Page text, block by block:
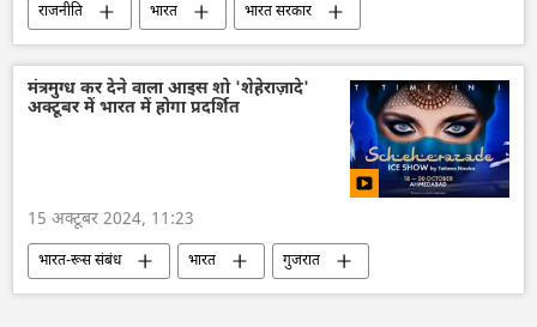
राजनीति भारत
भारत सरकार
भारत का विकास
भारत-कनाडा विवाद
विवाद
जस्टिन ट्रूडो
2024 चुनाव
चुनाव
कनाडा
राजदूतावास
मंत्रमुग्ध कर देने वाला आइस शो 'शेहेराज़ादे'
अक्टूबर में भारत में होगा प्रदर्शित
15 अक्टूबर 2024, 11:23
भारत-रूस संबंध भारत
गुजरात
संस्कृति संरक्षण
भारतीय संस्कृति